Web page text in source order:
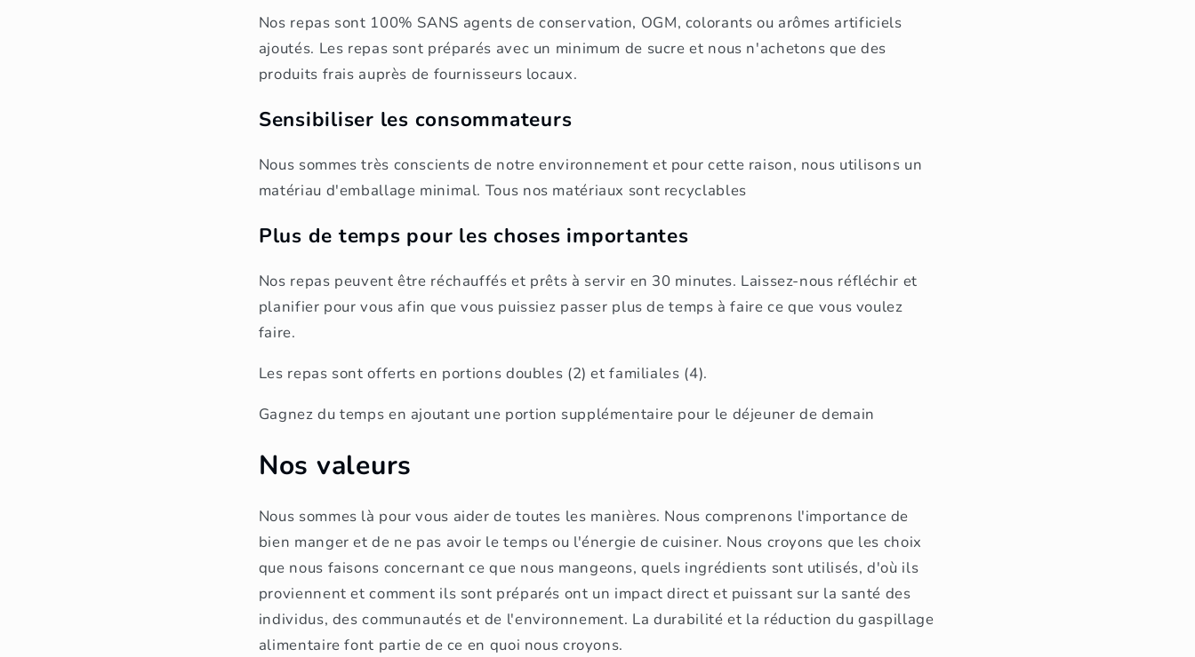
Nos repas sont 100% SANS agents de conservation, OGM, colorants ou arômes artificiels
ajoutés. Les repas sont préparés avec un minimum de sucre et nous n'achetons que des
produits frais auprès de fournisseurs locaux.
Sensibiliser les consommateurs
Nous sommes très conscients de notre environnement et pour cette raison, nous utilisons un
matériau d'emballage minimal. Tous nos matériaux sont recyclables
Plus de temps pour les choses importantes
Nos repas peuvent être réchauffés et prêts à servir en 30 minutes. Laissez-nous réfléchir et
planifier pour vous afin que vous puissiez passer plus de temps à faire ce que vous voulez
faire.
Les repas sont offerts en portions doubles (2) et familiales (4).
Gagnez du temps en ajoutant une portion supplémentaire pour le déjeuner de demain
Nos valeurs
Nous sommes là pour vous aider de toutes les manières. Nous comprenons l'importance de
bien manger et de ne pas avoir le temps ou l'énergie de cuisiner. Nous croyons que les choix
que nous faisons concernant ce que nous mangeons, quels ingrédients sont utilisés, d'où ils
proviennent et comment ils sont préparés ont un impact direct et puissant sur la santé des
individus, des communautés et de l'environnement. La durabilité et la réduction du gaspillage
alimentaire font partie de ce en quoi nous croyons.